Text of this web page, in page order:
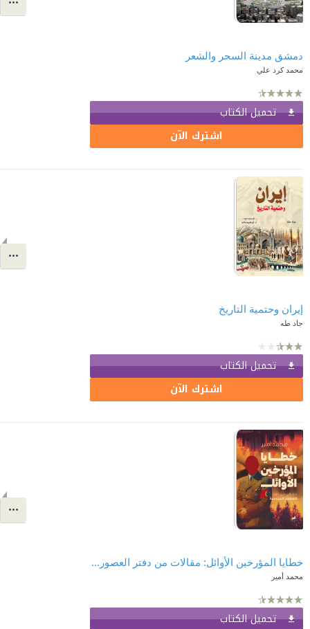
دمشق مدينة السحر والشعر
محمد كرد علي
تحميل الكتاب
اشترك الآن
إيران وحتمية التاريخ
جاد طه
تحميل الكتاب
اشترك الآن
خطايا المؤرخين الأوائل: مقالات من دفتر العصور المنسية
محمد أمير
تحميل الكتاب